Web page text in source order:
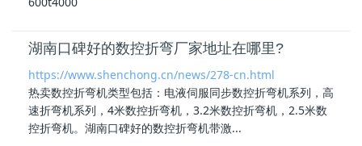
湖南口碑好的数控折弯厂家地址在哪里?
https://www.shenchong.cn/news/278-cn.html
热卖数控折弯机类型包括：电液伺服同步数控折弯机系列，高
速折弯机系列， 4米数控折弯机 ，3.2米数控折弯机，2.5米数
控折弯机。湖南口碑好的数控折弯机带激...